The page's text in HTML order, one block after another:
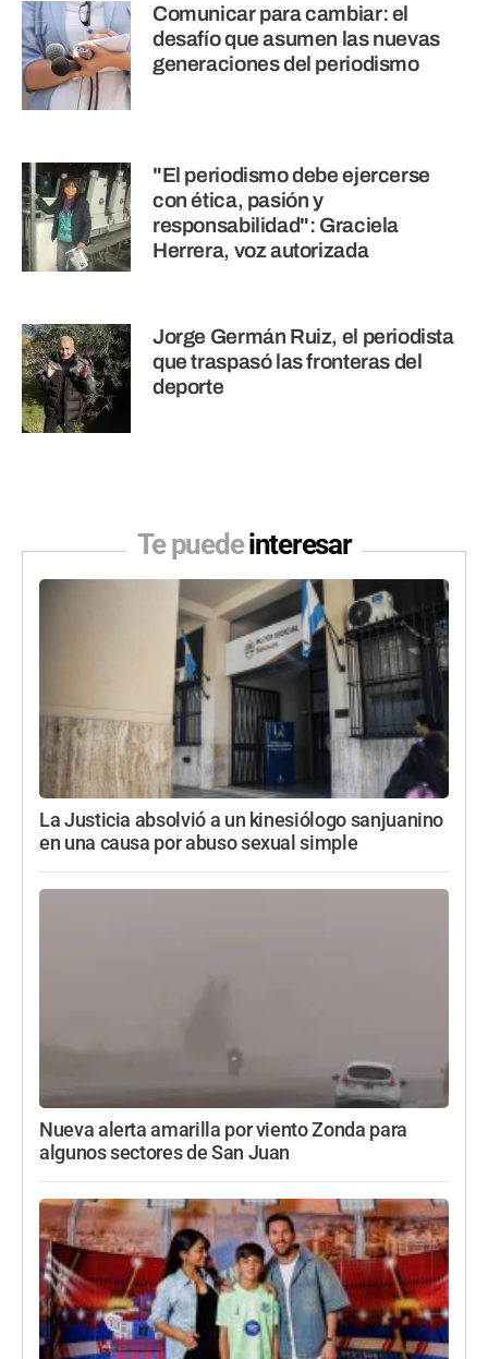
Comunicar para cambiar: el
desafío que asumen las nuevas
generaciones del periodismo
"El periodismo debe ejercerse
con ética, pasión y
responsabilidad": Graciela
Herrera, voz autorizada
Jorge Germán Ruiz, el periodista
que traspasó las fronteras del
deporte
Te puedeinteresar
La Justicia absolvió a un kinesiólogo sanjuanino
en una causa por abuso sexual simple
Nueva alerta amarilla por viento Zonda para
algunos sectores de San Juan